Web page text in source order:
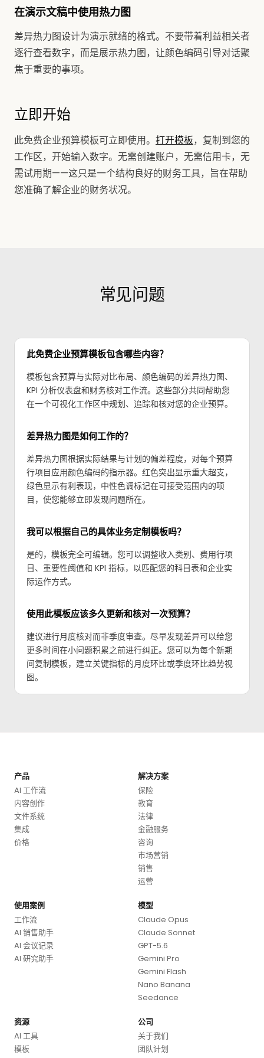
在演示文稿中使用热力图
差异热力图设计为演示就绪的格式。不要带着利益相关者
逐行查看数字，而是展示热力图，让颜色编码引导对话聚
焦于重要的事项。
立即开始
此免费企业预算模板可立即使用。 打开模板，复制到您的
工作区，开始输入数字。无需创建账户，无需信用卡，无
需试用期——这只是一个结构良好的财务工具，旨在帮助
您准确了解企业的财务状况。
常见问题
此免费企业预算模板包含哪些内容？
模板包含预算与实际对比布局、颜色编码的差异热力图、
KPI 分析仪表盘和财务核对工作流。这些部分共同帮助您
在一个可视化工作区中规划、追踪和核对您的企业预算。
差异热力图是如何工作的？
差异热力图根据实际结果与计划的偏差程度，对每个预算
行项目应用颜色编码的指示器。红色突出显示重大超支，
绿色显示有利表现，中性色调标记在可接受范围内的项
目，使您能够立即发现问题所在。
我可以根据自己的具体业务定制模板吗？
是的，模板完全可编辑。您可以调整收入类别、费用行项
目、重要性阈值和 KPI 指标，以匹配您的科目表和企业实
际运作方式。
使用此模板应该多久更新和核对一次预算？
建议进行月度核对而非季度审查。尽早发现差异可以给您
更多时间在小问题积累之前进行纠正。您可以为每个新期
间复制模板，建立关键指标的月度环比或季度环比趋势视
图。
产品
AI 工作流
内容创作
文件系统
集成
价格
解决方案
保险
教育
法律
金融服务
咨询
市场营销
销售
运营
使用案例
工作流
AI 销售助手
AI 会议记录
AI 研究助手
模型
Claude Opus
Claude Sonnet
GPT-5.6
Gemini Pro
Gemini Flash
Nano Banana
Seedance
资源
AI 工具
模板
公司
关于我们
团队计划